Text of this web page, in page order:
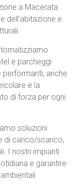
a Macerata
dell’abitazione e
e parcheggi
performanti, anche
e la
di forza per ogni
soluzioni
di carico/scarico,
I nostri impianti
e garantire